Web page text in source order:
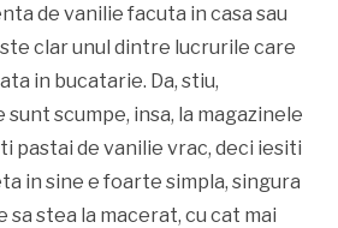
de vanilie facuta in casa sau
clar unul dintre lucrurile care
in bucatarie. Da, stiu,
scumpe, insa, la magazinele
pastai de vanilie vrac, deci iesiti
in sine e foarte simpla, singura
sa stea la macerat, cu cat mai